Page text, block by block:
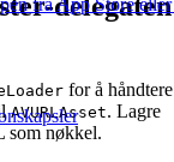
fra App Store
delegaten
for å håndtere
AVURLAsset. Lagre
som nøkkel.